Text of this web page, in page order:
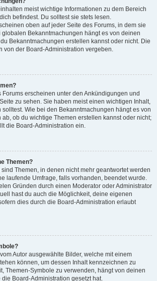
meist wichtige Informationen zu dem Bereich
befindest. Du solltest sie stets lesen.
oben auf jeder Seite des Forums, in dem sie
Bekanntmachungen hängt es von deinen
Bekanntmachungen erstellen kannst oder nicht. Die
von der Board-Administration vergeben.
erscheinen unter den Ankündigungen und
zu sehen. Sie haben meist einen wichtigen Inhalt,
Wie bei den Bekanntmachungen hängt es von
ob du wichtige Themen erstellen kannst oder nicht;
die Board-Administration ein.
Themen?
Themen, in denen nicht mehr geantwortet werden
laufende Umfrage, falls vorhanden, beendet wurde.
Gründen durch einen Moderator oder Administrator
hast du auch die Möglichkeit, deine eigenen
dies durch die Board-Administration erlaubt
Autor ausgewählte Bilder, welche mit einem
können, um dessen Inhalt kennzeichnen zu
Themen-Symbole zu verwenden, hängt von deinen
Board-Administration gesetzt hat.